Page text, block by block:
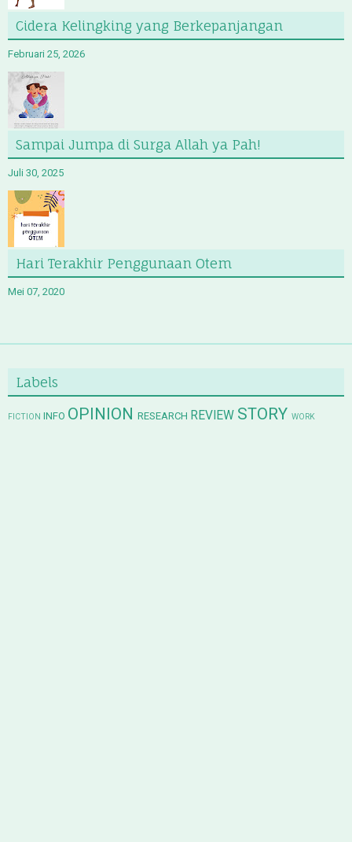
Cidera Kelingking yang Berkepanjangan
Februari 25, 2026
Sampai Jumpa di Surga Allah ya Pah!
Juli 30, 2025
Hari Terakhir Penggunaan Otem
Mei 07, 2020
Labels
FICTION INFO OPINION RESEARCH REVIEW STORY WORK